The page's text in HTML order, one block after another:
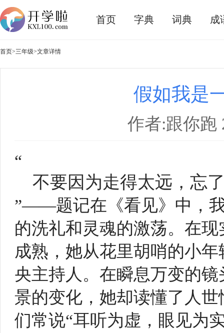
首页 字典 词典 成
首页>三年级>文章详情
假如我是
作者:跟你跑
“
不要因为走得太远，忘
”——题记在《看见》中，
的洗礼和灵魂的激荡。在
成熟，她从花里胡哨的小
央主持人。在瞬息万变的
景的变化，她却读懂了人
们常说“耳听为虚，眼见为